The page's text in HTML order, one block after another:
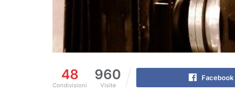
48
Condivisioni
960
Visite
Facebook